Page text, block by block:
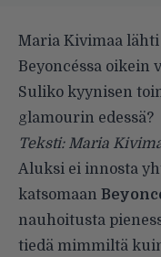
Maria Kivimaa
Beyoncéssa oikein
Suliko kyynisen
glamourin edessä?
Teksti: Maria
Aluksi ei innosta
katsomaan
nauhoitusta
tiedä mimmiltä